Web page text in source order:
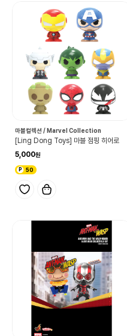
마블컬렉션 / Marvel Collection
[Ling Dong Toys] 마블 점핑 히어로
5,000
50